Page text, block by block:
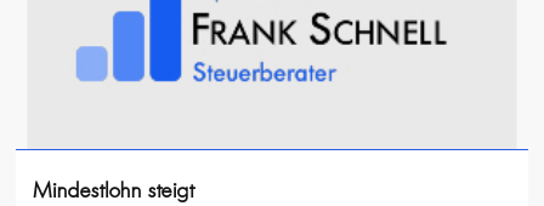
Mindestlohn steigt